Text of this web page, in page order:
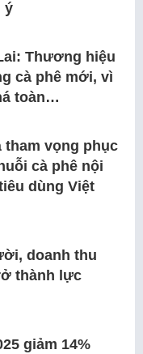
ý
Thương hiệu
cà phê mới, vì
toàn…
tham vọng phục
cà phê nội
dùng Việt
doanh thu
thành lực
giảm 14%